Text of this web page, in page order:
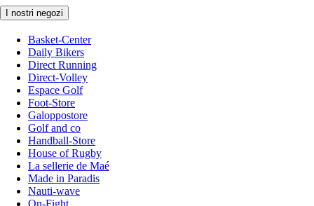
I nostri negozi
Basket-Center
Daily Bikers
Direct Running
Direct-Volley
Espace Golf
Foot-Store
Galoppostore
Golf and co
Handball-Store
House of Rugby
La sellerie de Maé
Made in Paradis
Nauti-wave
On-Fight